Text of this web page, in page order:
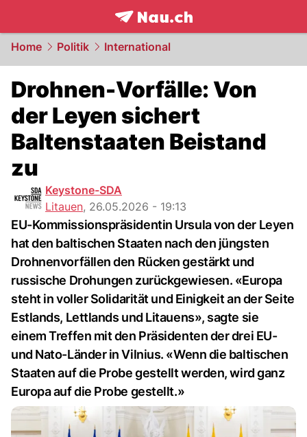
frontpage.NAU.ch
Home Politik International
Drohnen-Vorfälle: Von
der Leyen sichert
Baltenstaaten Beistand
zu
Keystone-SDA
Litauen, 26.05.2026 - 19:13
EU-Kommissionspräsidentin Ursula von der Leyen
hat den baltischen Staaten nach den jüngsten
Drohnenvorfällen den Rücken gestärkt und
russische Drohungen zurückgewiesen. «Europa
steht in voller Solidarität und Einigkeit an der Seite
Estlands, Lettlands und Litauens», sagte sie
einem Treffen mit den Präsidenten der drei EU-
und Nato-Länder in Vilnius. «Wenn die baltischen
Staaten auf die Probe gestellt werden, wird ganz
Europa auf die Probe gestellt.»